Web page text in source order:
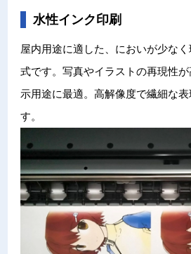
水性インク印刷
屋内用途に適した、においが少な
式です。写真やイラストの再現性
示用途に最適。高解像度で繊細な
す。